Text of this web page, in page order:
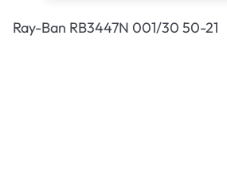
Ray-Ban RB3447N 001/30 50-21